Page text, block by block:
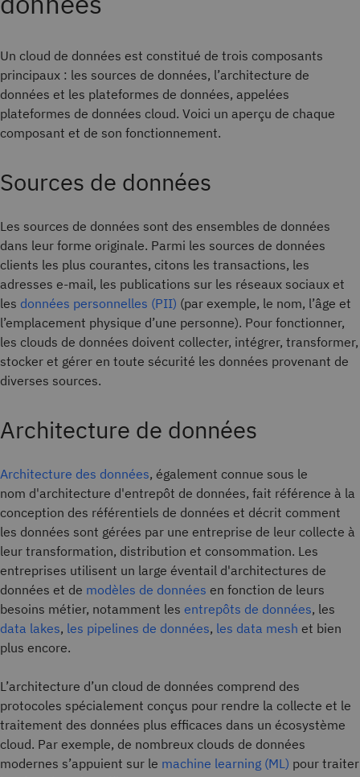
Un cloud de données est constitué de trois composants
principaux : les sources de données, l’architecture de
données et les plateformes de données, appelées
plateformes de données cloud. Voici un aperçu de chaque
composant et de son fonctionnement.
Sources de données
Les sources de données sont des ensembles de données
dans leur forme originale. Parmi les sources de données
clients les plus courantes, citons les transactions, les
adresses e-mail, les publications sur les réseaux sociaux et
les données personnelles (PII) (par exemple, le nom, l’âge et
l’emplacement physique d’une personne). Pour fonctionner,
les clouds de données doivent collecter, intégrer, transformer,
stocker et gérer en toute sécurité les données provenant de
diverses sources.
Architecture de données
Architecture des données, également connue sous le
nom d'architecture d'entrepôt de données, fait référence à la
conception des référentiels de données et décrit comment
les données sont gérées par une entreprise de leur collecte à
leur transformation, distribution et consommation. Les
entreprises utilisent un large éventail d'architectures de
données et de modèles de données en fonction de leurs
besoins métier, notamment les entrepôts de données, les
data lakes, les pipelines de données, les data mesh et bien
plus encore.
L’architecture d’un cloud de données comprend des
protocoles spécialement conçus pour rendre la collecte et le
traitement des données plus efficaces dans un écosystème
cloud. Par exemple, de nombreux clouds de données
modernes s’appuient sur le machine learning (ML) pour traiter